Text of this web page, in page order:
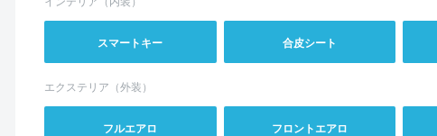
スマートキー 合皮シート
エクステリア（外装）
フルエアロ フロントエアロ